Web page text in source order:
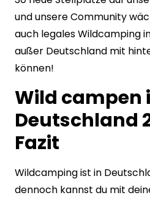
und unsereCommunity
auch legales Wildcamping
außer Deutschland mit
können!
Wild campen
Deutschland
Fazit
Wildcamping ist in
dennoch kannst du mit